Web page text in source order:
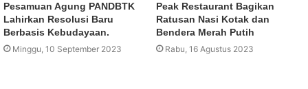
Pesamuan Agung PANDBTK
Lahirkan Resolusi Baru
Berbasis Kebudayaan.
Minggu, 10 September 2023
Peak Restaurant Bagikan
Ratusan Nasi Kotak dan
Bendera Merah Putih
Rabu, 16 Agustus 2023